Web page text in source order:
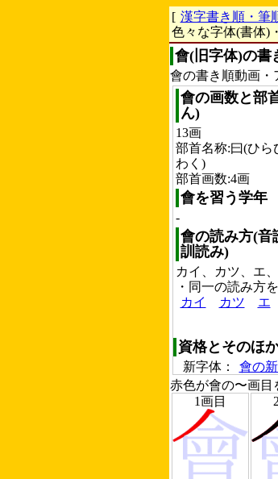
[ 漢字書き順・筆
色々な字体(書体)
會(旧字体)の書
會の書き順動画・
會の画数と部
ん)
13画
部首名称:曰(ひら
わく)
部首画数:4画
會を習う学年
-
會の読み方(音
訓読み)
カイ、カツ、エ
・同一の読み方
カイ
カツ エ
資格とそのほ
新字体：
會の
赤色が會の〜画目
1画目